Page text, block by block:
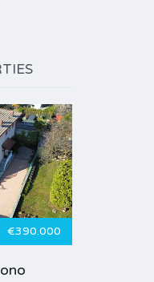
€390.000